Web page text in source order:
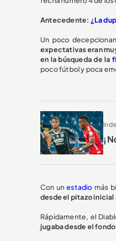
Antecedente: ¿La
Un poco
expectativas eran
en la búsqueda de la
poco fútbol y poca
Con unestadio más
desde el pitazo inicial
Rápidamente, el
jugaba desde el